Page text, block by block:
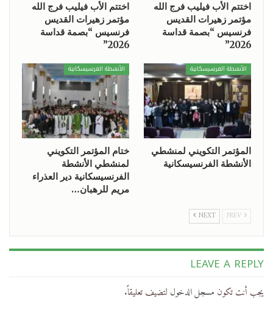
اختتم الأب فيليب فرج الله
مؤتمر زهيرات القديس
فرنسيس “بصمة قداسة
2026”
اختتم الأب فيليب فرج الله
مؤتمر زهيرات القديس
فرنسيس “بصمة قداسة
2026”
الأنشطة الفرنسيسكانية
المؤتمر التكويني لمنشطي
الأنشطة الفرنسيسكانية
الأنشطة الفرنسيسكانية
ختام المؤتمر التكويني
لمنشطي الأنشطة
الفرنسيسكانية دير العذراء
مريم للرهبان…
NEXT
LEAVE A REPLY
يجب أنت تكون مسجل الدخول لتضيف تعليقاً.